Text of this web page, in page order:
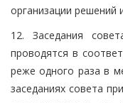
организации решений
12. Заседания
проводятся в
реже одного раза в
заседаниях совета